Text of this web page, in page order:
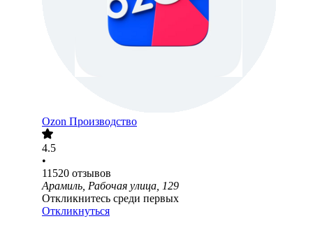
Ozon Производство
4.5
•
11520 отзывов
Арамиль, Рабочая улица, 129
Откликнитесь среди первых
Откликнуться